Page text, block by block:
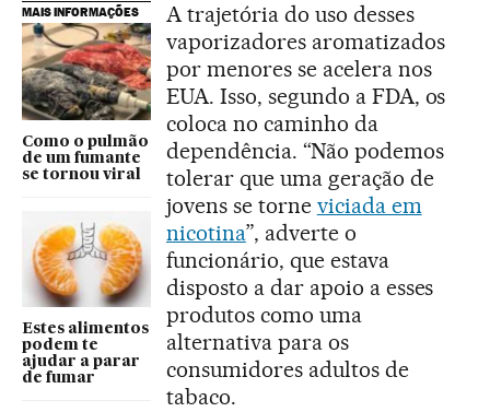
MAIS INFORMAÇÕES
Como o pulmão
de um fumante
se tornou viral
Estes alimentos
podem te
ajudar a parar
de fumar
A trajetória do uso desses
vaporizadores aromatizados
por menores se acelera nos
EUA. Isso, segundo a FDA, os
coloca no caminho da
dependência. “Não podemos
tolerar que uma geração de
jovens se torne viciada em
nicotina”, adverte o
funcionário, que estava
disposto a dar apoio a esses
produtos como uma
alternativa para os
consumidores adultos de
tabaco.